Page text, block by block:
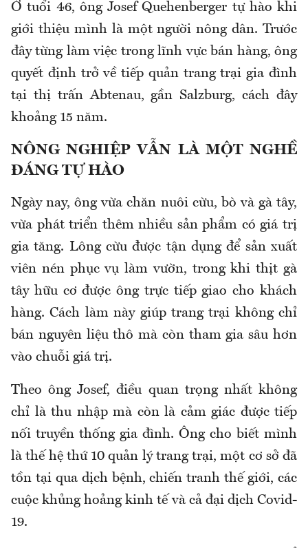
Ở tuổi 46, ông Josef Quehenberger tự hào khi
giới thiệu mình là một người nông dân. Trước
đây từng làm việc trong lĩnh vực bán hàng, ông
quyết định trở về tiếp quản trang trại gia đình
tại thị trấn Abtenau, gần Salzburg, cách đây
khoảng 15 năm.
NÔNG NGHIỆP VẪN LÀ MỘT NGHỀ
ĐÁNG TỰ HÀO
Ngày nay, ông vừa chăn nuôi cừu, bò và gà tây,
vừa phát triển thêm nhiều sản phẩm có giá trị
gia tăng. Lông cừu được tận dụng để sản xuất
viên nén phục vụ làm vườn, trong khi thịt gà
tây hữu cơ được ông trực tiếp giao cho khách
hàng. Cách làm này giúp trang trại không chỉ
bán nguyên liệu thô mà còn tham gia sâu hơn
vào chuỗi giá trị.
Theo ông Josef, điều quan trọng nhất không
chỉ là thu nhập mà còn là cảm giác được tiếp
nối truyền thống gia đình. Ông cho biết mình
là thế hệ thứ 10 quản lý trang trại, một cơ sở đã
tồn tại qua dịch bệnh, chiến tranh thế giới, các
cuộc khủng hoảng kinh tế và cả đại dịch Covid-
19.